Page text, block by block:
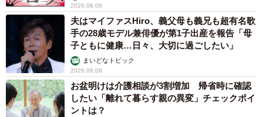
2026.08.08
夫はマイファスHiro、義父母も義兄も超有名歌
手の28歳モデル兼俳優が第1子出産を報告「母
子ともに健康…日々、大切に過ごしたい」
まいどなトピック
2026.08.08
お盆明けは介護相談が3割増加 帰省時に確認
したい「離れて暮らす親の異変」チェックポイ
ントは？